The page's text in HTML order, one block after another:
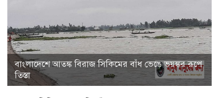
বাংলাদেশে আতঙ্ক বিরাজ সিকিমের বাঁধ ভেঙে ভয়ঙ্কর রূপে
তিস্তা